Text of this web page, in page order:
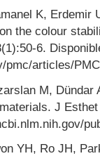
K, Erdemir
the colour
6.
pmc/articles/
M, Dündar
J
YH, Ro JH,